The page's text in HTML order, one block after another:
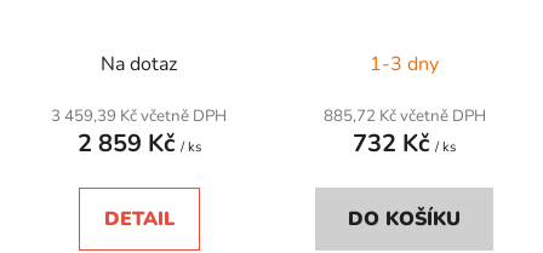
Na dotaz
3 459,39 Kč včetně DPH
2 859 Kč / ks
DETAIL
1-3 dny
885,72 Kč včetně DPH
732 Kč / ks
DO KOŠÍKU